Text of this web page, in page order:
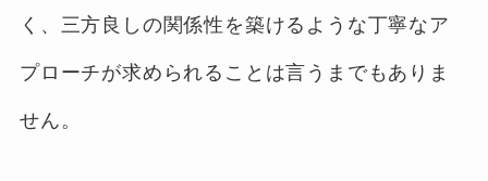
く、三方良しの関係性を築けるような丁寧なア
プローチが求められることは言うまでもありま
せん。